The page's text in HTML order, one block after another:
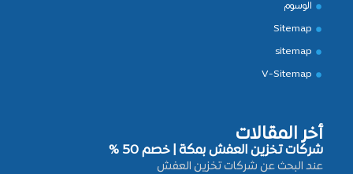
الوسوم
Sitemap
sitemap
V-Sitemap
أخر المقالات
شركات تخزين العفش بمكة | خصم 50 %
عند البحث عن شركات تخزين العفش